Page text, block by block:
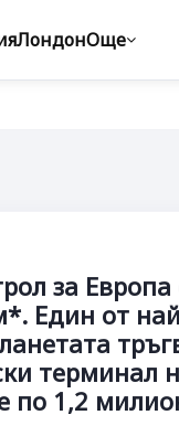
ЛондонОще
за Европа
Един от
терминал
по 1,2